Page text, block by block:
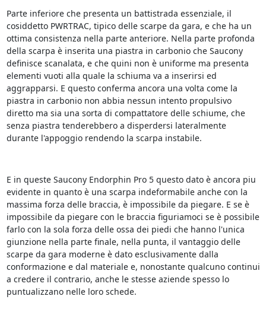
Parte inferiore che presenta un battistrada essenziale, il
cosiddetto PWRTRAC, tipico delle scarpe da gara, e che ha un
ottima consistenza nella parte anteriore. Nella parte profonda
della scarpa è inserita una piastra in carbonio che Saucony
definisce scanalata, e che quini non è uniforme ma presenta
elementi vuoti alla quale la schiuma va a inserirsi ed
aggrapparsi. E questo conferma ancora una volta come la
piastra in carbonio non abbia nessun intento propulsivo
diretto ma sia una sorta di compattatore delle schiume, che
senza piastra tenderebbero a disperdersi lateralmente
durante l'appoggio rendendo la scarpa instabile.
E in queste Saucony Endorphin Pro 5 questo dato è ancora piu
evidente in quanto è una scarpa indeformabile anche con la
massima forza delle braccia, è impossibile da piegare. E se è
impossibile da piegare con le braccia figuriamoci se è possibile
farlo con la sola forza delle ossa dei piedi che hanno l'unica
giunzione nella parte finale, nella punta, il vantaggio delle
scarpe da gara moderne è dato esclusivamente dalla
conformazione e dal materiale e, nonostante qualcuno continui
a credere il contrario, anche le stesse aziende spesso lo
puntualizzano nelle loro schede.